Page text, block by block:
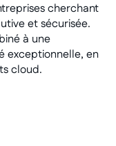
cherchant
et sécurisée.
à une
exceptionnelle, en
cloud.